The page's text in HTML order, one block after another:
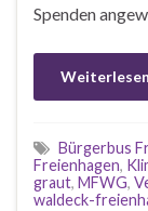
Spenden
Weiterlesen
Bürgerbus
Freienhagen,
graut, MFWG,
waldeck-